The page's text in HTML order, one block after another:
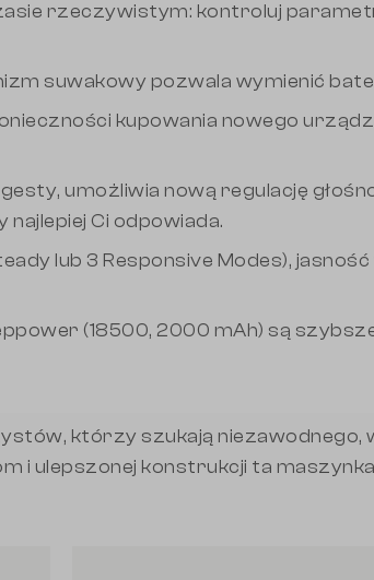
rzeczywistym: kontroluj
suwakowy pozwala wymienić
kupowania nowego
umożliwia nową regulację
Ci odpowiada.
lub 3 Responsive Modes),
(18500, 2000 mAh) są
którzy szukają niezawodnego,
i ulepszonej konstrukcji ta